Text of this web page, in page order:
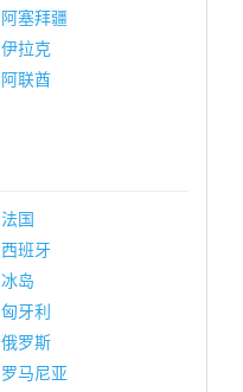
阿塞拜疆
伊拉克
阿联酋
法国
西班牙
冰岛
匈牙利
俄罗斯
罗马尼亚